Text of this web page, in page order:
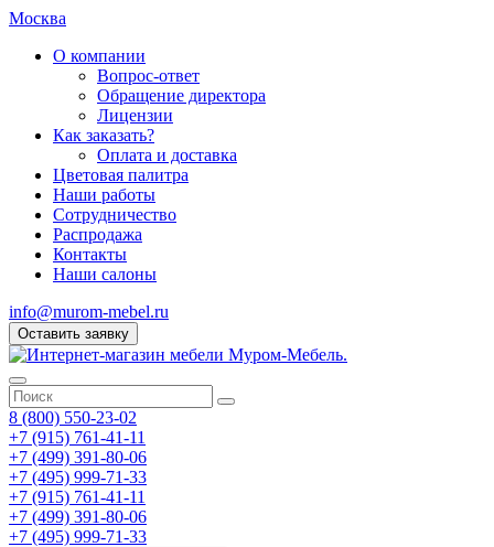
Москва
О компании
Вопрос-ответ
Обращение директора
Лицензии
Как заказать?
Оплата и доставка
Цветовая палитра
Наши работы
Сотрудничество
Распродажа
Контакты
Наши салоны
info@murom-mebel.ru
Оставить заявку
8 (800) 550-23-02
+7 (915) 761-41-11
+7 (499) 391-80-06
+7 (495) 999-71-33
+7 (915) 761-41-11
+7 (499) 391-80-06
+7 (495) 999-71-33